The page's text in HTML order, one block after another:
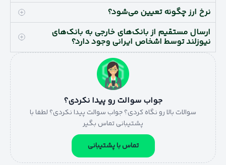
نرخ ارز چگونه تعیین می‌شود؟
ارسال مستقیم از بانک‌های خارجی به بانک‌های
نیوزلند توسط اشخاص ایرانی وجود دارد؟
جواب سوالت رو پیدا نکردی؟
سوالات بالا رو نگاه کردی؟ جواب سوالت پیدا نکردی؟ لطفا با
پشتیبانی تماس بگیر
تماس با پشتیبانی